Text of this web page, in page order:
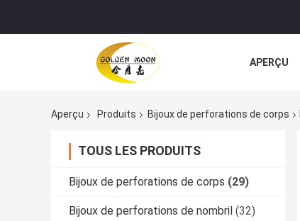
APERÇU
Aperçu
Produits Bijoux de perforations de corps
TOUS LES PRODUITS
Bijoux de perforations de corps (29)
Bijoux de perforations de nombril (32)